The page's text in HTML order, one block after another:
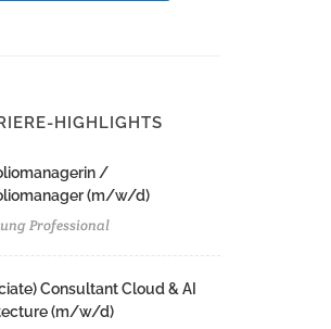
HIGHLIGHTS
/
(m/w/d)
Professional
Consultant Cloud & AI
(m/w/d)​